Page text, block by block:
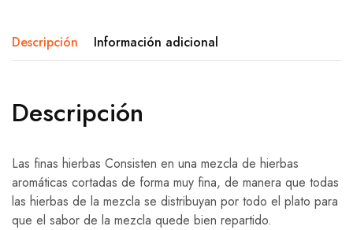
Descripción Información adicional
Descripción
Las finas hierbas Consisten en una mezcla de hierbas
aromáticas cortadas de forma muy fina, de manera que todas
las hierbas de la mezcla se distribuyan por todo el plato para
que el sabor de la mezcla quede bien repartido.